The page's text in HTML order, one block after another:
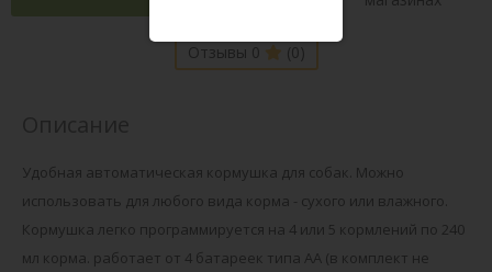
Отзывы 0 (0)
Удобная автоматическая кормушка для собак. Можно
использовать для любого вида корма - сухого или влажного.
Кормушка легко программируется на 4 или 5 кормлений по 240
мл корма. работает от 4 батареек типа АА (в комплект не